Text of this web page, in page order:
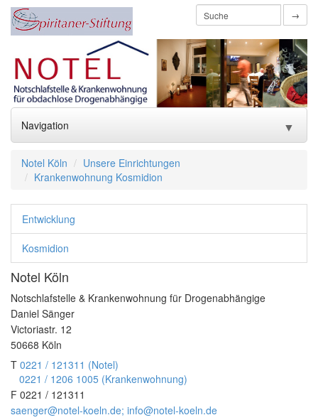
→
Navigation ▼
Home
Förderverein
Unsere Einrichtungen ▼
Engagement / Spenden
Kontakt
Service
Stellenangebote
Notel Köln
Unsere Einrichtungen
Krankenwohnung Kosmidion
Entwicklung
Kosmidion
Notel Köln
Notschlafstelle & Krankenwohnung für Drogenabhängige
Daniel Sänger
Victoriastr. 12
50668 Köln
T 0221 / 121311 (Notel)
0221 / 1206 1005 (Krankenwohnung)
F 0221 / 121311
saenger@notel-koeln.de; info@notel-koeln.de